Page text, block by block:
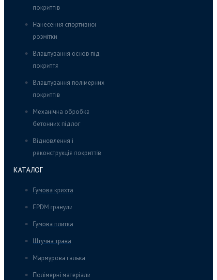
покриттів
Нанесення спортивної
розмітки
Влаштування основ під
покриття
Влаштування полімерних
покриттів
Механічна обробка
бетонних підлог
Відновлення і
реконструкція покриттів
КАТАЛОГ
Гумова крихта
EPDM гранули
Гумова плитка
Штучна трава
Мармурова галька
Полімерні матеріали